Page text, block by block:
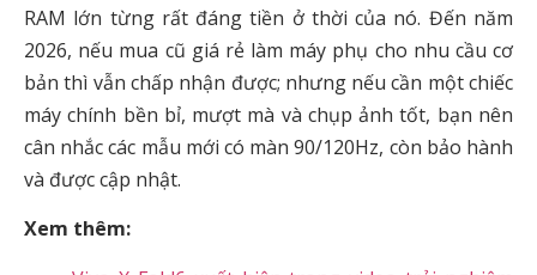
RAM lớn từng rất đáng tiền ở thời của nó. Đến năm
2026, nếu mua cũ giá rẻ làm máy phụ cho nhu cầu cơ
bản thì vẫn chấp nhận được; nhưng nếu cần một chiếc
máy chính bền bỉ, mượt mà và chụp ảnh tốt, bạn nên
cân nhắc các mẫu mới có màn 90/120Hz, còn bảo hành
và được cập nhật.
Xem thêm: